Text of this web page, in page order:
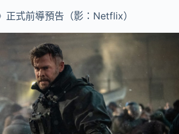
正式前導預告（影：Netflix）